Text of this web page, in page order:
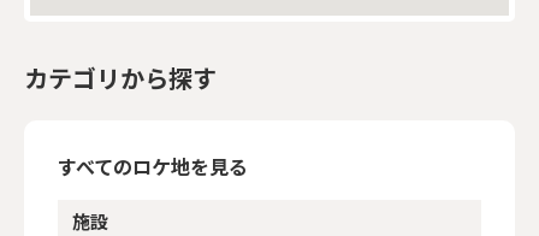
カテゴリから探す
すべてのロケ地を見る
施設